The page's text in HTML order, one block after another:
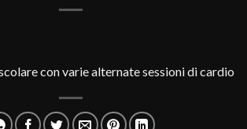
con varie alternate sessioni di cardio